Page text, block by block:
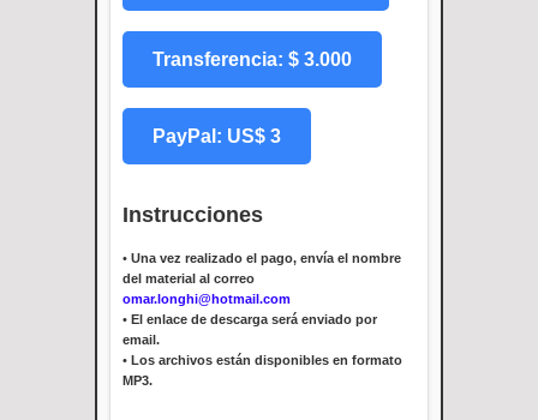
Transferencia: $ 3.000
PayPal: US$ 3
Instrucciones
• Una vez realizado el pago, envía el nombre
del material al correo
omar.longhi@hotmail.com
• El enlace de descarga será enviado por
email.
• Los archivos están disponibles en formato
MP3.